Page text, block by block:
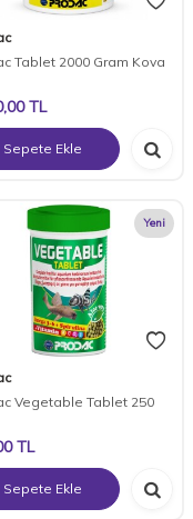
Tablet 2000 Gram Kova
TL
Sepete Ekle
Yeni
Vegetable Tablet 250
TL
Sepete Ekle